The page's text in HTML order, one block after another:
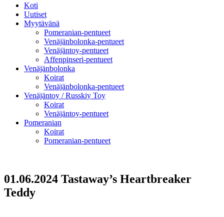
Koti
Uutiset
Myytävänä
Pomeranian-pentueet
Venäjänbolonka-pentueet
Venäjäntoy-pentueet
Affenpinseri-pentueet
Venäjänbolonka
Koirat
Venäjänbolonka-pentueet
Venäjäntoy / Russkiy Toy
Koirat
Venäjäntoy-pentueet
Pomeranian
Koirat
Pomeranian-pentueet
01.06.2024 Tastaway’s Heartbreaker
Teddy